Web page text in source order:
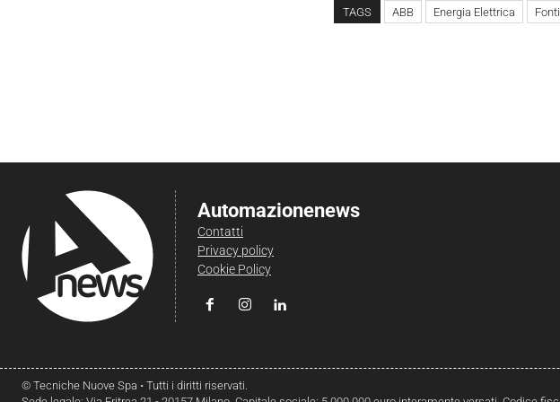
TAGS ABB Energia Elettrica
Automazionenews
Contatti
Privacy policy
Cookie Policy
© Tecniche Nuove Spa • Tutti i diritti riservati.